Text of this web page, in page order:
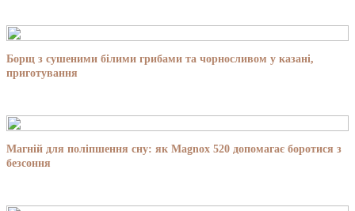
Борщ з сушеними білими грибами та чорносливом у казані,
приготування
Магній для поліпшення сну: як Magnox 520 допомагає боротися з
безсоння